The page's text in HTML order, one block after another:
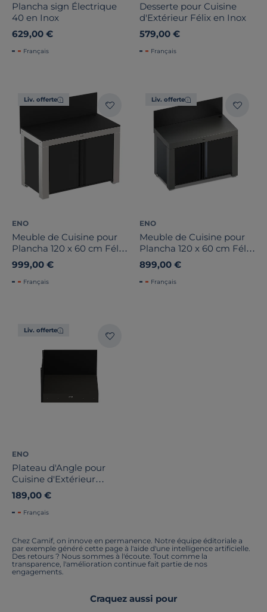
Plancha sign Électrique
40 en Inox
629,00 €
Français
Desserte pour Cuisine
d'Extérieur Félix en Inox
579,00 €
Français
Liv. offerte
ENO
Meuble de Cuisine pour
Plancha 120 x 60 cm Félix
en Inox
999,00 €
Français
Liv. offerte
ENO
Meuble de Cuisine pour
Plancha 120 x 60 cm Félix
en Acier Gris et Noir
899,00 €
Français
Liv. offerte
ENO
Plateau d'Angle pour
Cuisine d'Extérieur
Modulo en Acier Gris
Cargo et Noir
189,00 €
Français
Chez Camif, on innove en permanence. Notre équipe éditoriale a
par exemple généré cette page à l'aide d'une intelligence artificielle.
Des retours ? Nous sommes à l'écoute. Tout comme la
transparence, l'amélioration continue fait partie de nos
engagements.
Craquez aussi pour